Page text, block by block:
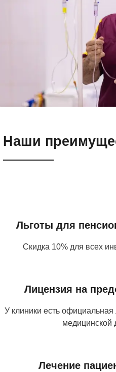
Наши
Льготы для
Скидка 10% для всех
Лицензия на
У клиники есть
медицинской
Лечение